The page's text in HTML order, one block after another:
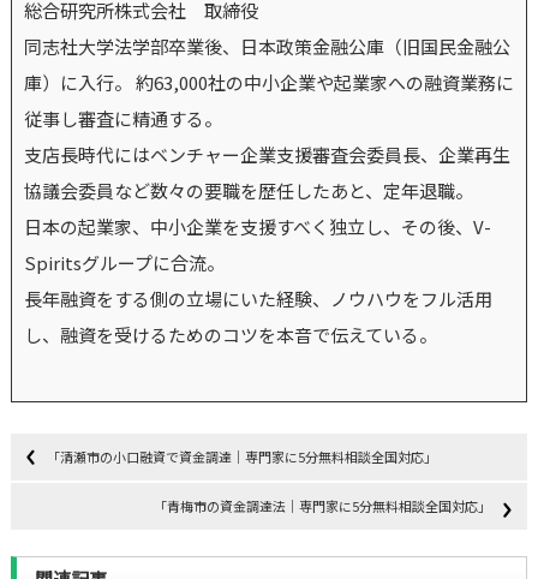
総合研究所株式会社 取締役
同志社大学法学部卒業後、日本政策金融公庫（旧国民金融公
庫）に入行。 約63,000社の中小企業や起業家への融資業務に
従事し審査に精通する。
支店長時代にはベンチャー企業支援審査会委員長、企業再生
協議会委員など数々の要職を歴任したあと、定年退職。
日本の起業家、中小企業を支援すべく独立し、その後、V-
Spiritsグループに合流。
長年融資をする側の立場にいた経験、ノウハウをフル活用
し、融資を受けるためのコツを本音で伝えている。
「清瀬市の小口融資で資金調達｜専門家に5分無料相談全国対応」
「青梅市の資金調達法｜専門家に5分無料相談全国対応」